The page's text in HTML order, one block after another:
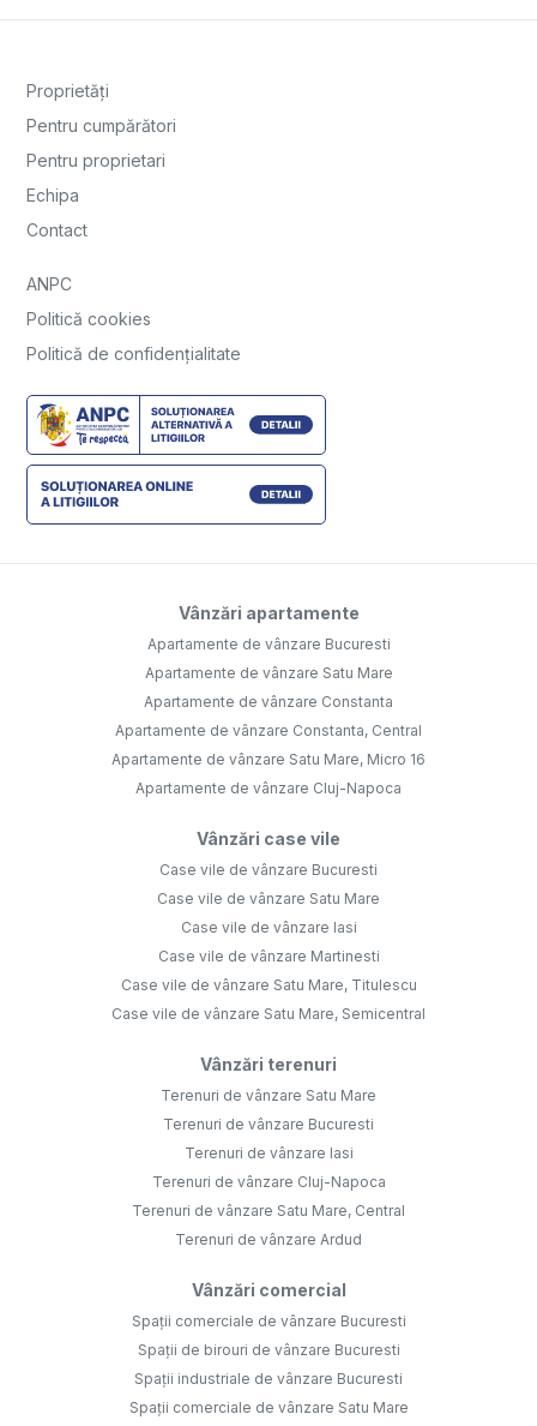
Proprietăți
Pentru cumpărători
Pentru proprietari
Echipa
Contact
ANPC
Politică cookies
Politică de confidențialitate
Vânzări apartamente
Apartamente de vânzare Bucuresti
Apartamente de vânzare Satu Mare
Apartamente de vânzare Constanta
Apartamente de vânzare Constanta, Central
Apartamente de vânzare Satu Mare, Micro 16
Apartamente de vânzare Cluj-Napoca
Vânzări case vile
Case vile de vânzare Bucuresti
Case vile de vânzare Satu Mare
Case vile de vânzare Iasi
Case vile de vânzare Martinesti
Case vile de vânzare Satu Mare, Titulescu
Case vile de vânzare Satu Mare, Semicentral
Vânzări terenuri
Terenuri de vânzare Satu Mare
Terenuri de vânzare Bucuresti
Terenuri de vânzare Iasi
Terenuri de vânzare Cluj-Napoca
Terenuri de vânzare Satu Mare, Central
Terenuri de vânzare Ardud
Vânzări comercial
Spații comerciale de vânzare Bucuresti
Spații de birouri de vânzare Bucuresti
Spații industriale de vânzare Bucuresti
Spații comerciale de vânzare Satu Mare